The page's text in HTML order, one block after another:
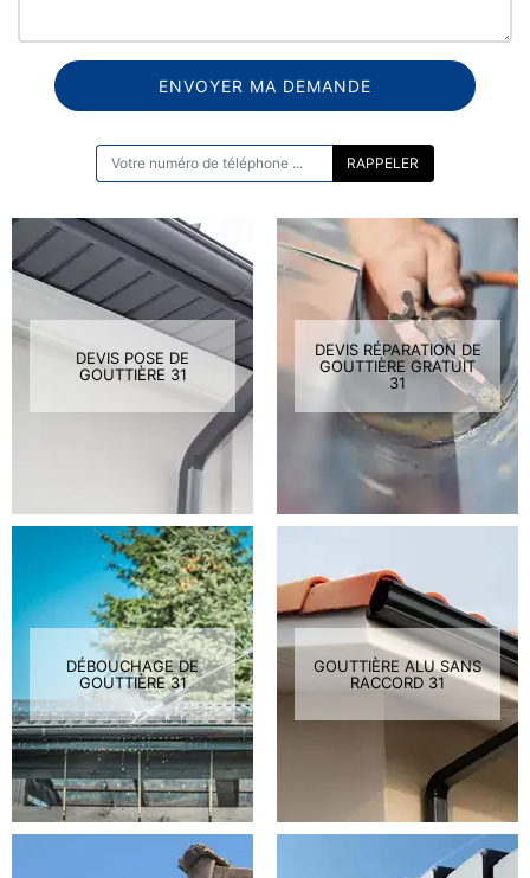
DEVIS POSE DE
GOUTTIÈRE 31
DEVIS RÉPARATION DE
GOUTTIÈRE GRATUIT
31
DÉBOUCHAGE DE
GOUTTIÈRE 31
GOUTTIÈRE ALU SANS
RACCORD 31